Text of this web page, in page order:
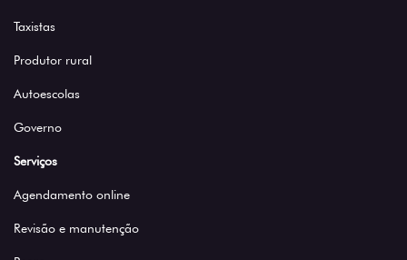
Taxistas
Produtor rural
Autoescolas
Governo
Serviços
Agendamento online
Revisão e manutenção